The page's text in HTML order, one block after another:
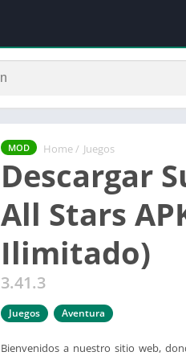
MOD Home / Juegos
Descargar
All Stars
Ilimitado)
3.41.3
Juegos Aventura
Bienvenidos a nuestro sitio web,